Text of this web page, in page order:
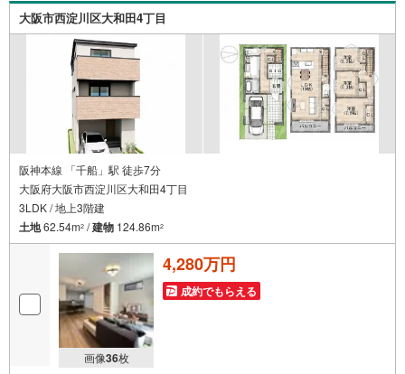
大阪市西淀川区大和田4丁目
阪神本線 「千船」駅 徒歩7分
大阪府大阪市西淀川区大和田4丁目
3LDK / 地上3階建
土地62.54m2 /建物 124.86m2
画像36枚
4,280万円
成約でもらえる